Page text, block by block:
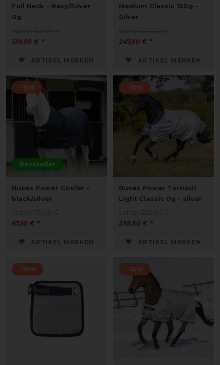
Full Neck - Navy/Silver
0g
139,50 € *
ARTIKEL MERKEN
Medium Classic 150g -
Silver
247,50 € *
ARTIKEL MERKEN
Bestseller
-15%
Bucas Power Cooler -
black/silver
67,10 € *
ARTIKEL MERKEN
-10%
Bucas Power Turnout
Light Classic 0g - silver
238,50 € *
ARTIKEL MERKEN
-10% -10%